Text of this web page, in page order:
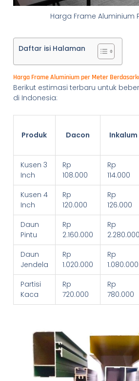
Harga Frame Aluminium
Daftar isi Halaman
Harga Frame Aluminium per Meter
Berikut estimasi terbaru untuk
di Indonesia:
Produk Dacon Inkalum
Kusen 3
Inch
Rp
108.000
Rp
114.000
Kusen 4
Inch
Rp
120.000
Rp
126.000
Daun
Pintu
Rp
2.160.000
Rp
2.280.000
Daun
Jendela
Rp
1.020.000
Rp
1.080.000
Partisi
Kaca
Rp
720.000
Rp
780.000